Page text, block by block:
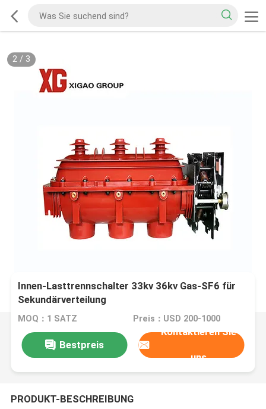
2/ 3
Innen-Lasttrennschalter 33kv 36kv Gas-SF6 für
Sekundärverteilung
MOQ：1 SATZ Preis：USD 200-1000
Bestpreis
Kontaktieren Sie
uns
PRODUKT-BESCHREIBUNG